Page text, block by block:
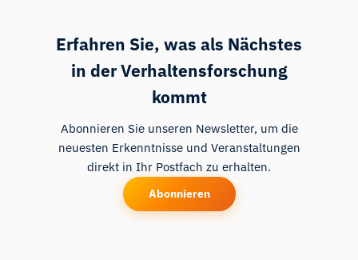
Erfahren Sie, was als Nächstes
in der Verhaltensforschung
kommt
Abonnieren Sie unseren Newsletter, um die
neuesten Erkenntnisse und Veranstaltungen
direkt in Ihr Postfach zu erhalten.
Abonnieren